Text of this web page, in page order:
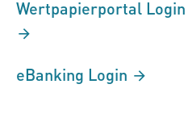
Wertpapierportal Login
eBanking Login